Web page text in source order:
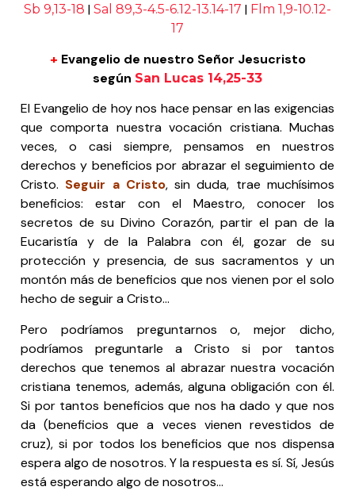
Sb 9,13-18 | Sal 89,3-4.5-6.12-13.14-17 | Flm 1,9-10.12-
17
+ Evangelio de nuestro Señor Jesucristo
según San Lucas 14,25-33
El Evangelio de hoy nos hace pensar en las exigencias
que comporta nuestra vocación cristiana. Muchas
veces, o casi siempre, pensamos en nuestros
derechos y beneficios por abrazar el seguimiento de
Cristo. Seguir a Cristo, sin duda, trae muchísimos
beneficios: estar con el Maestro, conocer los
secretos de su Divino Corazón, partir el pan de la
Eucaristía y de la Palabra con él, gozar de su
protección y presencia, de sus sacramentos y un
montón más de beneficios que nos vienen por el solo
hecho de seguir a Cristo…
Pero podríamos preguntarnos o, mejor dicho,
podríamos preguntarle a Cristo si por tantos
derechos que tenemos al abrazar nuestra vocación
cristiana tenemos, además, alguna obligación con él.
Si por tantos beneficios que nos ha dado y que nos
da (beneficios que a veces vienen revestidos de
cruz), si por todos los beneficios que nos dispensa
espera algo de nosotros. Y la respuesta es sí. Sí, Jesús
está esperando algo de nosotros…